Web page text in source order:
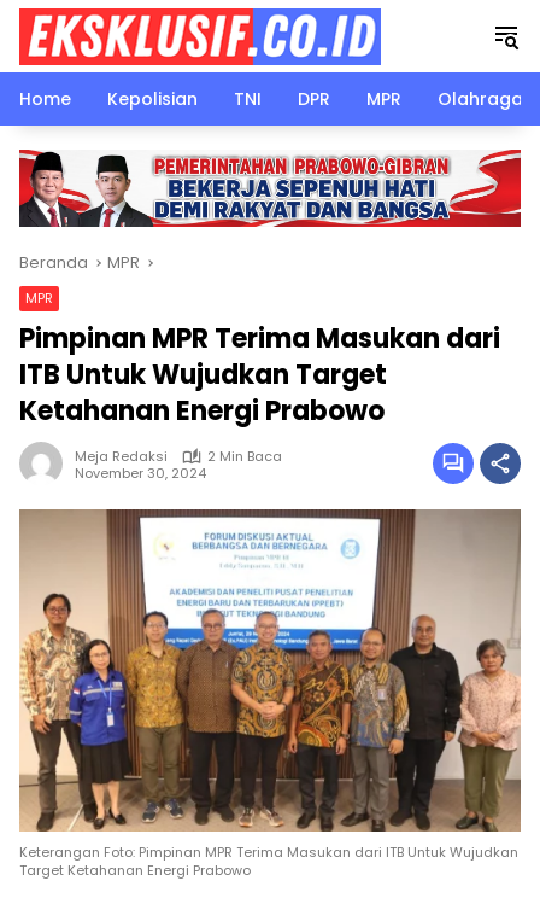
Langsung
konten
Home
Kepolisian TNI DPR MPR Olahraga
Beranda MPR
MPR
Pimpinan MPR Terima Masukan dari
ITB Untuk Wujudkan Target
Ketahanan Energi Prabowo
Meja Redaksi
2 Min Baca
November 30, 2024
Keterangan Foto: Pimpinan MPR Terima Masukan dari ITB Untuk Wujudkan
Target Ketahanan Energi Prabowo